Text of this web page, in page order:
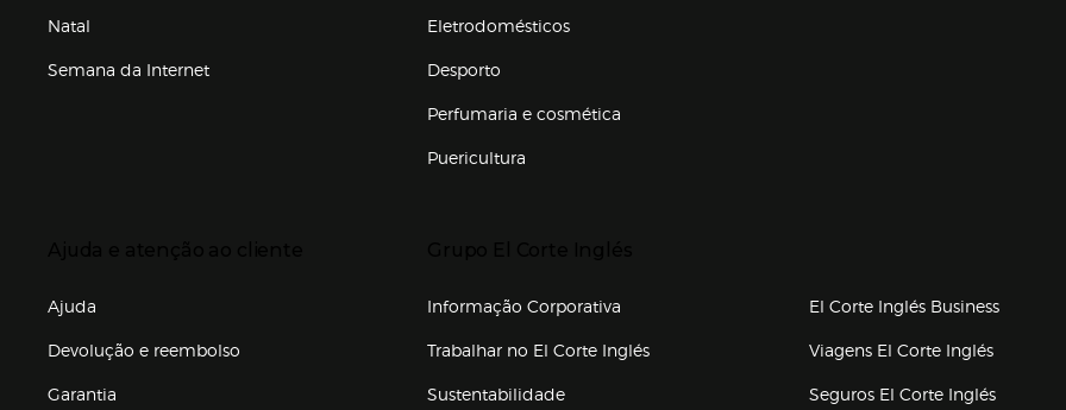
Natal
Semana da Internet
Eletrodomésticos
Desporto
Perfumaria e cosmética
Puericultura
Ajuda
Devolução e reembolso
Garantia
Informação Corporativa
Trabalhar no El Corte Inglés(abre en nueva ventana)
Sustentabilidade
El Corte Inglés Business
Viagens El Corte Inglés(abre en
Seguros El Corte Inglés(abre en